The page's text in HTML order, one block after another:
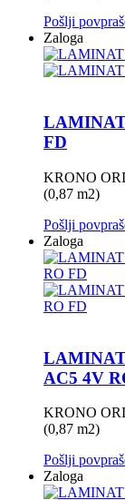
Pošlji
Zaloga
FD
KRONO
(0,87 m2)
Pošlji
Zaloga
AC5 4V
KRONO
(0,87 m2)
Pošlji
Zaloga